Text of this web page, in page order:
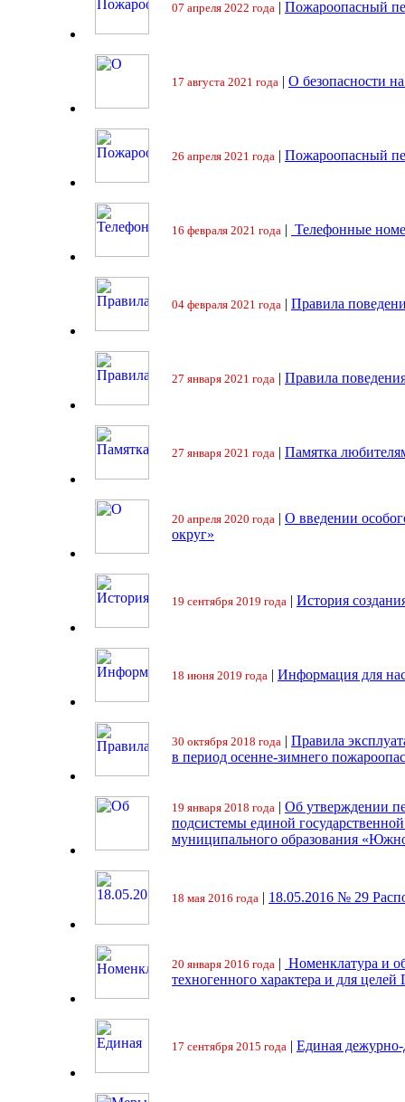
07 апреля 2022 года | Пожароопасный
17 августа 2021 года | О безопасности
26 апреля 2021 года | Пожароопасный
16 февраля 2021 года | Телефонные
04 февраля 2021 года | Правила
27 января 2021 года | Правила
27 января 2021 года | Памятка
20 апреля 2020 года | О введении
округ»
19 сентября 2019 года | История
18 июня 2019 года | Информация для
30 октября 2018 года | Правила
в период осенне-зимнего
19 января 2018 года | Об утверждении
подсистемы единой
муниципального образования
18 мая 2016 года | 18.05.2016 № 29
20 января 2016 года | Номенклатура и
техногенного характера и для целей
17 сентября 2015 года | Единая